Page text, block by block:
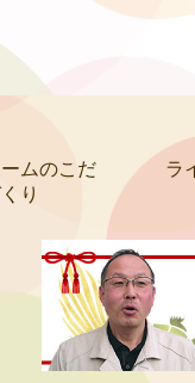
ムのこだ
り
ラ